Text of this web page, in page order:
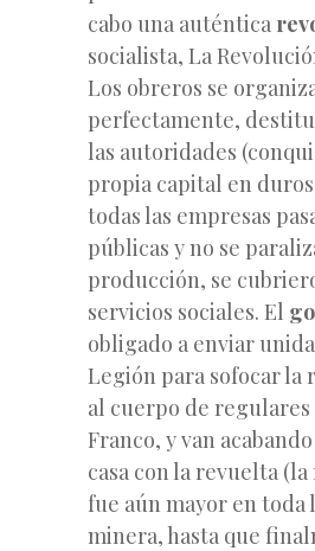
cabo una auténtica
socialista, La
Los obreros se
perfectamente,
las autoridades
propia capital en
todas las empresas
públicas y no se
producción, se
servicios sociales. El
obligado a enviar
Legión para sofocar la
al cuerpo de regulares
Franco, y van
casa con la revuelta
fue aún mayor en toda
minera, hasta que